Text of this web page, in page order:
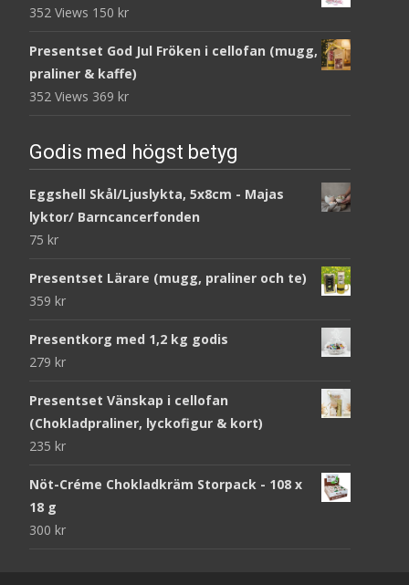
352 Views 150 kr
Presentset God Jul Fröken i cellofan (mugg,
praliner & kaffe)
352 Views 369 kr
Godis med högst betyg
Eggshell Skål/Ljuslykta, 5x8cm - Majas
lyktor/ Barncancerfonden
75 kr
Presentset Lärare (mugg, praliner och te)
359 kr
Presentkorg med 1,2 kg godis
279 kr
Presentset Vänskap i cellofan
(Chokladpraliner, lyckofigur & kort)
235 kr
Nöt-Créme Chokladkräm Storpack - 108 x
18 g
300 kr